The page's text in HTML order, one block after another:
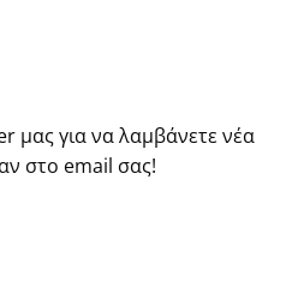
μας για να λαμβάνετε νέα
στο email σας!